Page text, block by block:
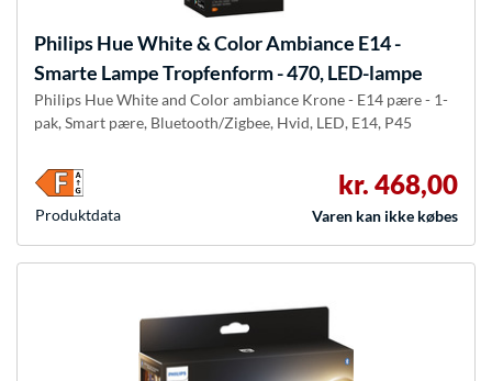
Philips HueWhite & Color Ambiance E14 -
Smarte Lampe Tropfenform - 470, LED-lampe
Philips Hue White and Color ambiance Krone - E14 pære - 1-
pak, Smart pære, Bluetooth/Zigbee, Hvid, LED, E14, P45
kr. 468,00
Varen kan ikke købes
Produkt­data